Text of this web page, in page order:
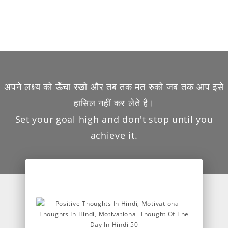
अपने लक्ष्य को ऊँचा रखो और तब तक मत रुको जब तक आप इसे
हासिल नहीं कर लेते है।
Set your goal high and don't stop until you
achieve it.